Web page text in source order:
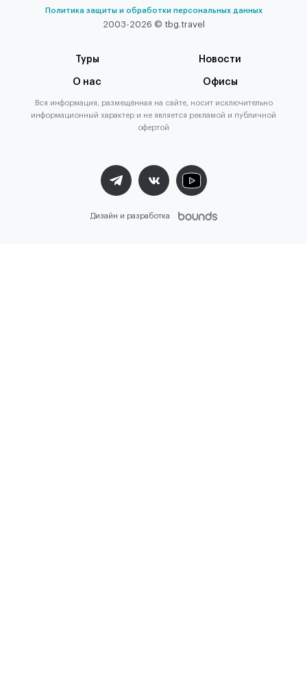
Политика защиты и обработки персональных данных
2003-2026 © tbg.travel
Туры Новости
О нас Офисы
Вся информация, размещённая на сайте, носит исключительно
информационный характер и не является рекламой и публичной
офертой
Дизайн и разработка